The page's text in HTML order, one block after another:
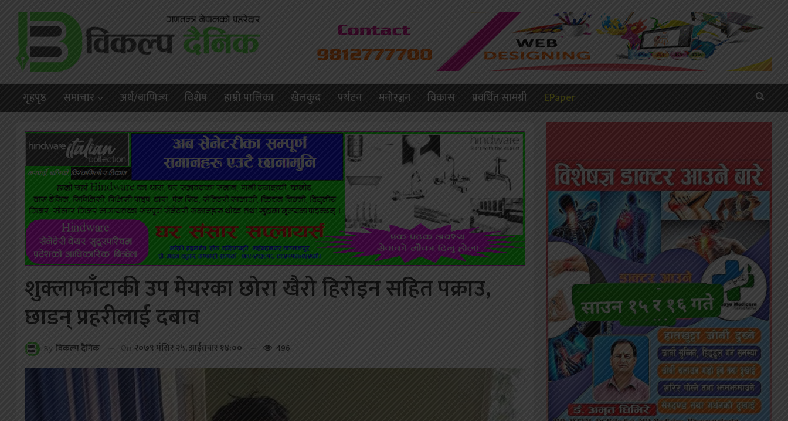
गृहपृष्ठ समाचार अर्थ/बाणिज्य विशेष हाम्राे पालिका खेलकुद पर्यटन मनाेरञ्जन विकास प्रवर्धित सामग्री EPaper
शुक्लाफाँटाकी उप मेयरका छोरा खैरो हिरोइन सहित पक्राउ,
छाडन् प्रहरीलाई दबाव
By विकल्प दैनिक On २०७९ मंसिर २५, आईतवार १४:०० 496